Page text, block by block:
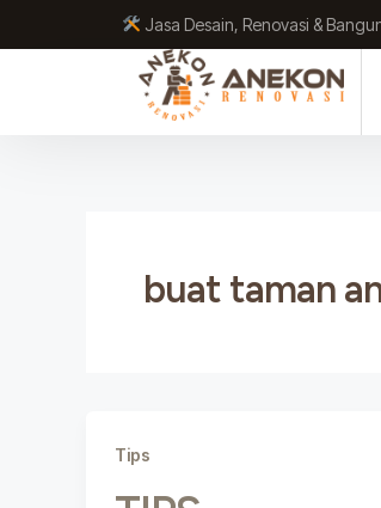
Jasa Desain, Renovasi &
buat taman
Tips